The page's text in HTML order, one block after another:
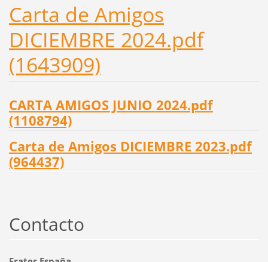
Carta de Amigos
DICIEMBRE 2024.pdf
(1643909)
CARTA AMIGOS JUNIO 2024.pdf
(1108794)
Carta de Amigos DICIEMBRE 2023.pdf
(964437)
Contacto